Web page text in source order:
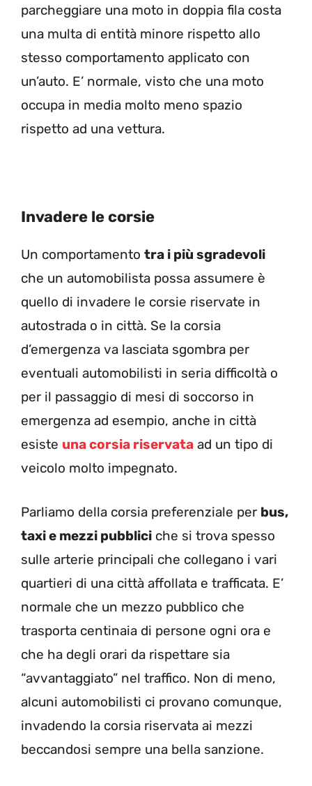
parcheggiare una moto in doppia fila costa
una multa di entità minore rispetto allo
stesso comportamento applicato con
un’auto. E’ normale, visto che una moto
occupa in media molto meno spazio
rispetto ad una vettura.
Invadere le corsie
Un comportamento tra i più sgradevoli
che un automobilista possa assumere è
quello di invadere le corsie riservate in
autostrada o in città. Se la corsia
d’emergenza va lasciata sgombra per
eventuali automobilisti in seria difficoltà o
per il passaggio di mesi di soccorso in
emergenza ad esempio, anche in città
esiste una corsia riservata ad un tipo di
veicolo molto impegnato.
Parliamo della corsia preferenziale per bus,
taxi e mezzi pubblici che si trova spesso
sulle arterie principali che collegano i vari
quartieri di una città affollata e trafficata. E’
normale che un mezzo pubblico che
trasporta centinaia di persone ogni ora e
che ha degli orari da rispettare sia
“avvantaggiato” nel traffico. Non di meno,
alcuni automobilisti ci provano comunque,
invadendo la corsia riservata ai mezzi
beccandosi sempre una bella sanzione.